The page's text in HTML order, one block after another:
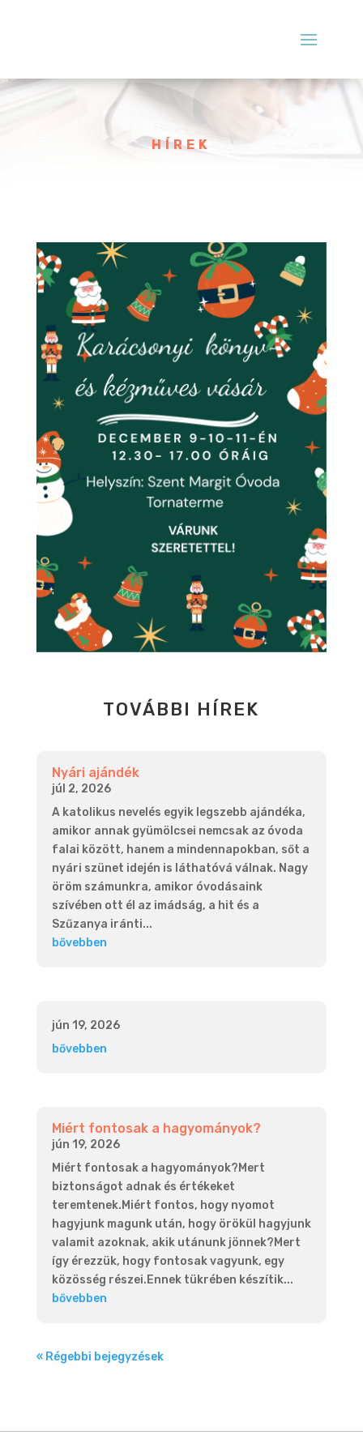
HÍREK
TOVÁBBI HÍREK
Nyári ajándék
júl 2, 2026
A katolikus nevelés egyik legszebb ajándéka,
amikor annak gyümölcsei nemcsak az óvoda
falai között, hanem a mindennapokban, sőt a
nyári szünet idején is láthatóvá válnak. Nagy
öröm számunkra, amikor óvodásaink
szívében ott él az imádság, a hit és a
Szűzanya iránti...
bővebben
jún 19, 2026
bővebben
Miért fontosak a hagyományok?
jún 19, 2026
Miért fontosak a hagyományok?Mert
biztonságot adnak és értékeket
teremtenek.Miért fontos, hogy nyomot
hagyjunk magunk után, hogy örökül hagyjunk
valamit azoknak, akik utánunk jönnek?Mert
így érezzük, hogy fontosak vagyunk, egy
közösség részei.Ennek tükrében készítik...
bővebben
« Régebbi bejegyzések